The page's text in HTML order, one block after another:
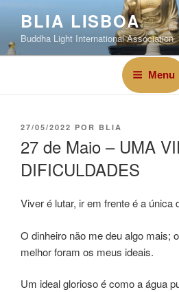
BLIA LISBOA
Buddha Light International Association
Menu
27/05/2022 POR BLIA
27 de Maio – UMA
DIFICULDADES
Viver é lutar, ir em frente é a única
O dinheiro não me deu algo mais;
melhor foram os meus ideais.
Um ideal glorioso é como a água